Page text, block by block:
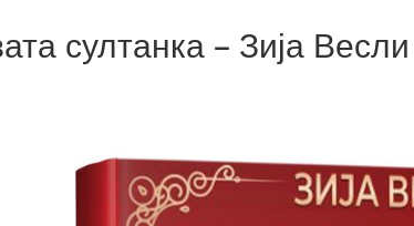
султанка – Зија Весли